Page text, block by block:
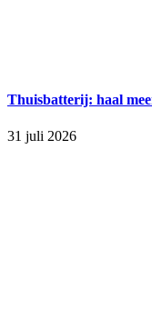
Thuisbatterij: haal
31 juli 2026